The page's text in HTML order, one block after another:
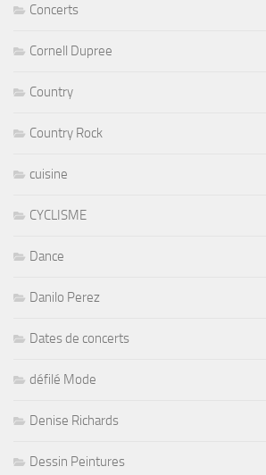
Concerts
Cornell Dupree
Country
Country Rock
cuisine
CYCLISME
Dance
Danilo Perez
Dates de concerts
défilé Mode
Denise Richards
Dessin Peintures